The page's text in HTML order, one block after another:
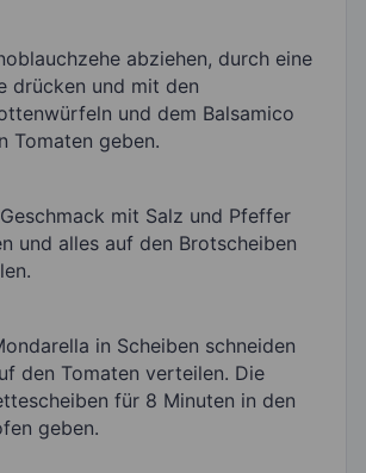
abziehen, durch eine
drücken und mit den
und dem Balsamico
Tomaten geben.
mit Salz und Pfeffer
und alles auf den Brotscheiben
in Scheiben schneiden
den Tomaten verteilen. Die
für 8 Minuten in den
geben.